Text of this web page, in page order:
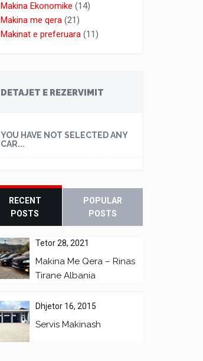
Makina Ekonomike (14)
Makina me qera (21)
Makinat e preferuara (11)
DETAJET E REZERVIMIT
YOU HAVE NOT SELECTED ANY
CAR...
RECENT
POSTS
POPULAR
POSTS
Tetor 28, 2021
Makina Me Qera – Rinas
Tirane Albania
Dhjetor 16, 2015
Servis Makinash